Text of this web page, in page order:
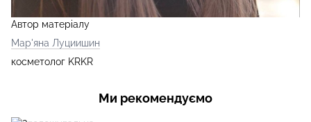
Автор матеріалу
Мар'яна Луциишин
косметолог KRKR
Ми рекомендуємо